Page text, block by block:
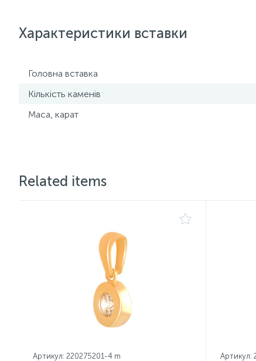
Характеристики вставки
Головна вставка
Кількість каменів
Маса, карат
Related items
Артикул: 220275201-4 m Артикул: